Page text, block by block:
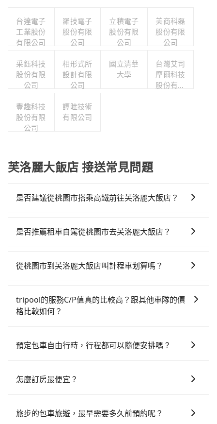
台達電子
工業股份
有限公司
羅技電子
股份有限
公司
立積電子
股份有限
公司
美商科磊
股份有限
公司
采鈺科技
股份有限
公司
相形式所
設計有限
公司
國立清華
大學
台灣艾司
摩爾科技
股份有限
豐趣科技
股份有限
公司
譚睦技術
有限公司
芙洛麗大飯店 接送常見問題
是否建議從桃園市搭乘高鐵前往芙洛麗大飯店？
貴、費時、轉車麻煩！桃園-新竹雖然一天最多時有61班
最靠近的桃園高鐵站，叫一輛計程車花費約400元、車程
的高鐵從桃園站前往新竹高鐵站，每人票價130元，再用
5分鐘出站、等待車站前排班的計程車，搭上小黃後約花
同行，高鐵加轉乘之平均每人花費為330元。但如果全程
人至少額外負擔20元車資，而且更會額外浪費29分鐘在
多可再節省50%的交通費用。
是否推薦租車自駕從桃園市去芙洛麗大飯店？
時不需要閉目養神（因為要自己開車），最重要的是你
$115~205承租小轎車，每公里再額外加收$3.2，從桃園
市（大園區）到芙洛麗大飯店的花費預估為
40元路邊停車費用預估進去，但額外的汽車保險與可能
的車款，如果人數超過四位，更是沒有較大的七人座或
凹的車門仍未被修理，每一次租車都好像在開樂透一
從桃園市到芙洛麗大飯店叫計程車划算嗎？
灣大車隊、Uber、Line Taxi、Yoxi等，如果在路邊攔不
到車，也可考慮打電話至附近的計程車隊，如菓林計程
間，但如改預約tripool可省高達$600。綜合以上，無論
tripool的服務C/P值真的比較高？跟其他車隊的價
格比較如何？
市場上稍具規模且合法經營的業者，有以短程與城市為
KKDAY、KLOOK、叫車吧等。tripool旅步專注在長程
有高效的車輛調度能力，能以市價7~8折提供專車到府服
預定包車自由行時，行程都可以隨便安排嗎？
沒有到達海拔1500公里以上的山區，行程都是可以依照
怎麼訂房最便宜？
OTA (online travel agent) 來完成，除了可以快速依據
旅步的包車旅遊，最早需要多久前預約呢？